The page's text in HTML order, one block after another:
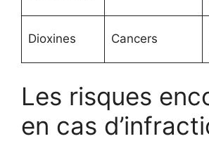
Dioxines Cancers
Les risques
en cas